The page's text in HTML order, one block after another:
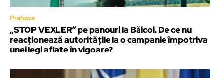
Prahova
„STOP VEXLER” pe panouri la Băicoi. De ce nu
reacționează autoritățile la o campanie împotriva
unei legi aflate în vigoare?